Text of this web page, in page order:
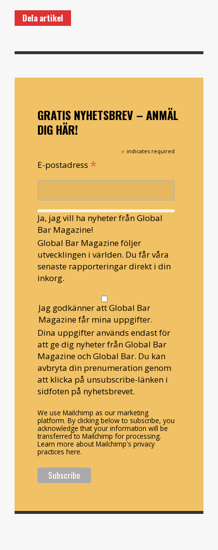
Dela artikel
GRATIS NYHETSBREV – ANMÄL
DIG HÄR!
* indicates required
E-postadress *
Ja, jag vill ha nyheter från Global
Bar Magazine!
Global Bar Magazine följer
utvecklingen i världen. Du får våra
senaste rapporteringar direkt i din
inkorg.
Jag godkänner att Global Bar
Magazine får mina uppgifter.
Dina uppgifter används endast för
att ge dig nyheter från Global Bar
Magazine och Global Bar. Du kan
avbryta din prenumeration genom
att klicka på unsubscribe-länken i
sidfoten på nyhetsbrevet.
We use Mailchimp as our marketing
platform. By clicking below to subscribe, you
acknowledge that your information will be
transferred to Mailchimp for processing.
Learn more about Mailchimp's privacy
practices here.